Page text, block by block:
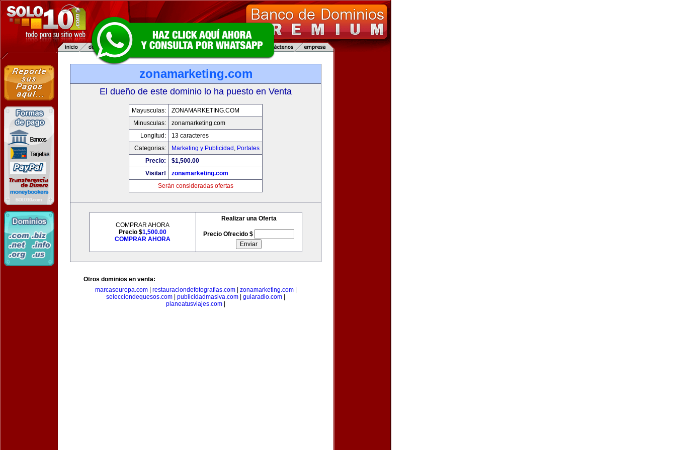
zonamarketing.com
El dueño de este dominio lo ha puesto en Venta
Mayusculas:
ZONAMARKETING.COM
Minusculas:
zonamarketing.com
Longitud:
13 caracteres
Categorias:
Marketing y Publicidad , Portales
Precio:
$1,500.00
Visitar!
zonamarketing.com
Serán consideradas ofertas
COMPRAR AHORA
Precio $1,500.00
COMPRAR AHORA
Realizar una Oferta
Precio Ofrecido $
Otros dominios en venta:
marcaseuropa.com| restauraciondefotografias.com| zonamarketing.com|
selecciondequesos.com
publicidadmasiva.com guiaradio.com
planeatusviajes.com